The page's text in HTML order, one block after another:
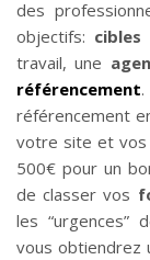
des
objectifs: cibles
travail, une
référencement
référencement
votre site et vos
500€ pour un
de classer vos
les “urgences”
vous obtiendrez